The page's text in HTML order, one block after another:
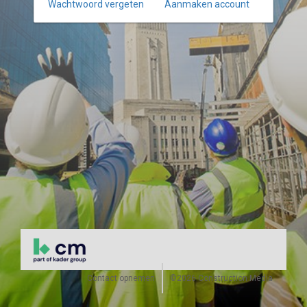
Wachtwoord vergeten Aanmaken account
©2026 Construction Media
Contact opnemen